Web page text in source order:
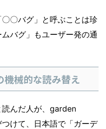
〇バグ」と呼ぶことは珍
バグ」もユーザー発の通
機械的な読み替え
んだ人が、garden
けて、日本語で「ガーデ